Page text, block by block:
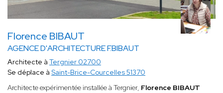
Florence BIBAUT
AGENCE D'ARCHITECTURE F.BIBAUT
Architecte à Tergnier 02700
Se déplace à Saint-Brice-Courcelles 51370
Architecte expérimentée installée à Tergnier, Florence BIBAUT